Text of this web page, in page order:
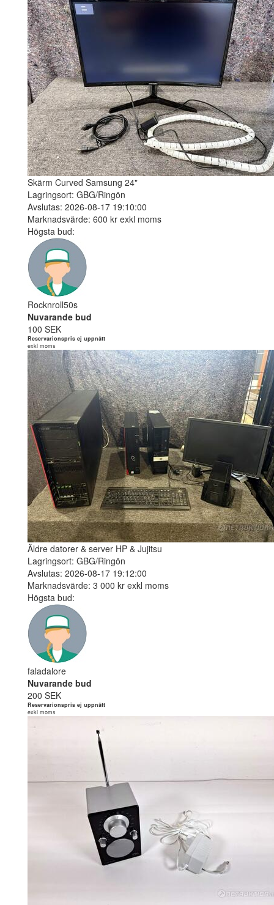
Skärm Curved Samsung 24"
Lagringsort: GBG/Ringön
Avslutas: 2026-08-17 19:10:00
Marknadsvärde: 600 kr exkl moms
Högsta bud:
Rocknroll50s
Nuvarande bud
100 SEK
Reservarionspris ej uppnått
exkl moms
Äldre datorer & server HP & Jujitsu
Lagringsort: GBG/Ringön
Avslutas: 2026-08-17 19:12:00
Marknadsvärde: 3 000 kr exkl moms
Högsta bud:
faladalore
Nuvarande bud
200 SEK
Reservarionspris ej uppnått
exkl moms